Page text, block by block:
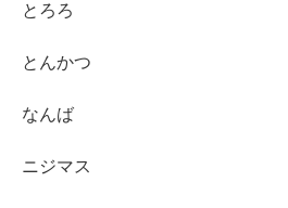
とろろ
とんかつ
なんば
ニジマス